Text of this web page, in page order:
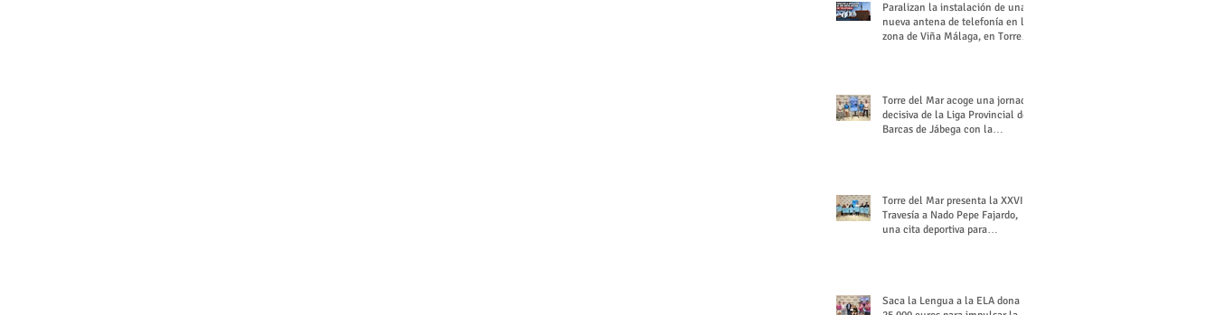
Paralizan la instalación de una
nueva antena de telefonía en la
zona de Viña Málaga, en Torre
Torre del Mar acoge una jornada
decisiva de la Liga Provincial de
Barcas de Jábega con la
Torre del Mar presenta la XXVI
Travesía a Nado Pepe Fajardo,
una cita deportiva para
Saca la Lengua a la ELA dona